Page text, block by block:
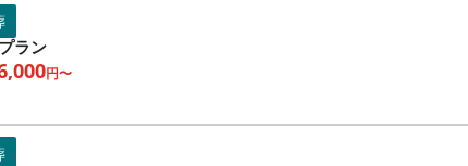
ラン
円〜